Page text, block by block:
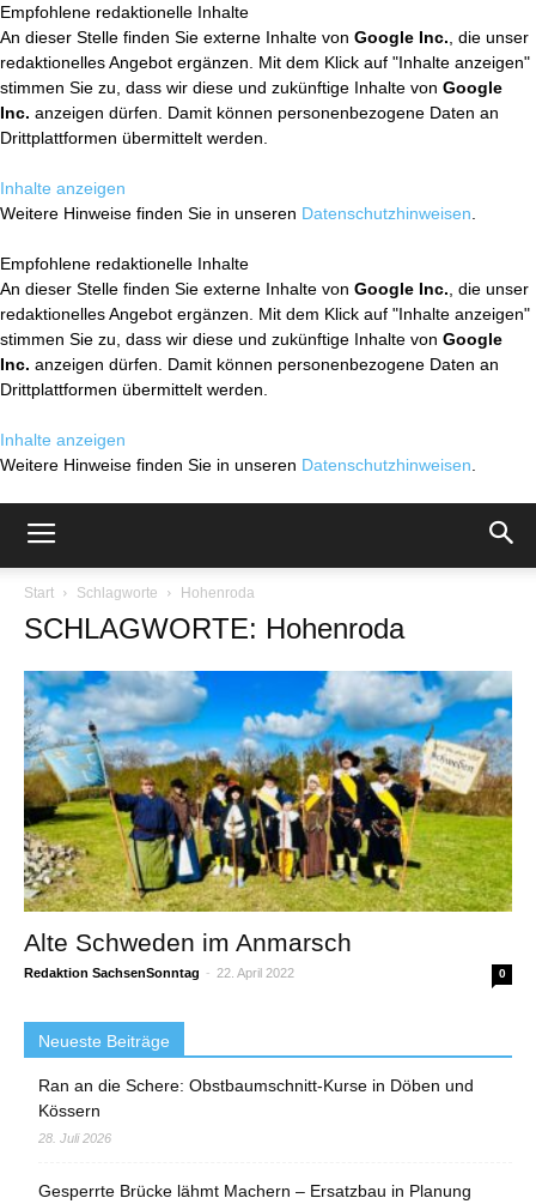
Empfohlene redaktionelle Inhalte
An dieser Stelle finden Sie externe Inhalte von Google Inc. , die unser
redaktionelles Angebot ergänzen. Mit dem Klick auf "Inhalte anzeigen"
stimmen Sie zu, dass wir diese und zukünftige Inhalte von Google
Inc. anzeigen dürfen. Damit können personenbezogene Daten an
Drittplattformen übermittelt werden.
Inhalte anzeigen
Weitere Hinweise finden Sie in unseren Datenschutzhinweisen
Empfohlene redaktionelle Inhalte
An dieser Stelle finden Sie externe Inhalte von Google Inc. , die unser
redaktionelles Angebot ergänzen. Mit dem Klick auf "Inhalte anzeigen"
stimmen Sie zu, dass wir diese und zukünftige Inhalte von Google
Inc. anzeigen dürfen. Damit können personenbezogene Daten an
Drittplattformen übermittelt werden.
Inhalte anzeigen
Weitere Hinweise finden Sie in unseren Datenschutzhinweisen
Start Schlagworte Hohenroda
SCHLAGWORTE: Hohenroda
Alte Schweden im Anmarsch
Redaktion SachsenSonntag - 22. April 2022 0
Neueste Beiträge
Ran an die Schere: Obstbaumschnitt-Kurse in Döben und
Kössern
28. Juli 2026
Gesperrte Brücke lähmt Machern – Ersatzbau in Planung